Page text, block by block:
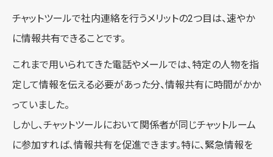
チャットツールで社内連絡を行うメリットの2つ目は、速やか
に情報共有できることです。
これまで用いられてきた電話やメールでは、特定の人物を指
定して情報を伝える必要があった分、情報共有に時間がかか
っていました。
しかし、チャットツールにおいて関係者が同じチャットルーム
に参加すれば、情報共有を促進できます。特に、緊急情報を